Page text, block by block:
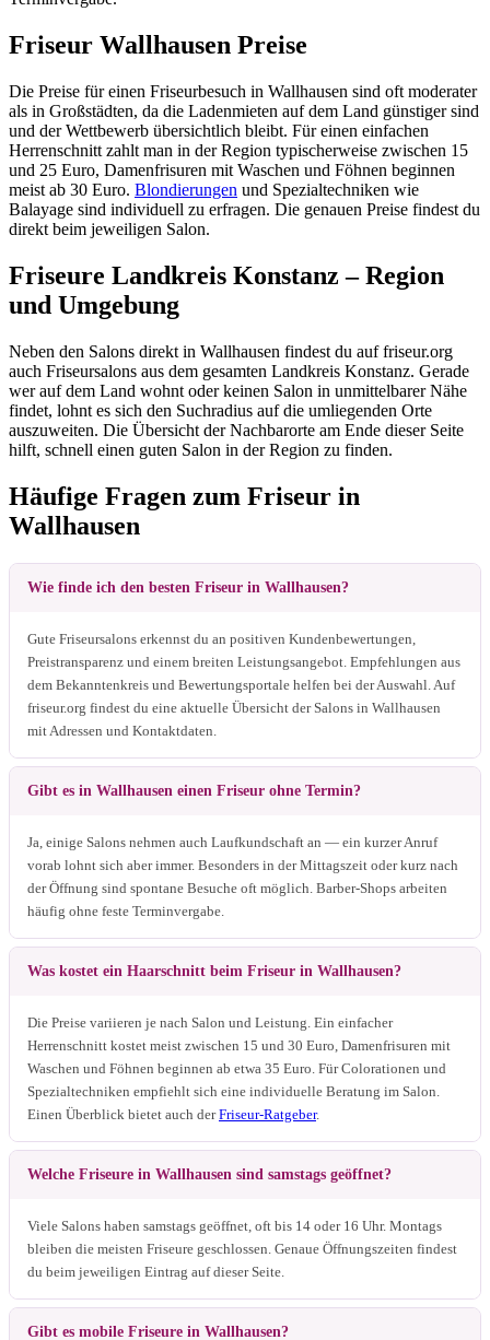
Friseur Wallhausen Preise
Die Preise für einen Friseurbesuch in Wallhausen sind oft moderater
als in Großstädten, da die Ladenmieten auf dem Land günstiger sind
und der Wettbewerb übersichtlich bleibt. Für einen einfachen
Herrenschnitt zahlt man in der Region typischerweise zwischen 15
und 25 Euro, Damenfrisuren mit Waschen und Föhnen beginnen
meist ab 30 Euro. Blondierungen und Spezialtechniken wie
Balayage sind individuell zu erfragen. Die genauen Preise findest du
direkt beim jeweiligen Salon.
Friseure Landkreis Konstanz – Region
und Umgebung
Neben den Salons direkt in Wallhausen findest du auf friseur.org
auch Friseursalons aus dem gesamten Landkreis Konstanz. Gerade
wer auf dem Land wohnt oder keinen Salon in unmittelbarer Nähe
findet, lohnt es sich den Suchradius auf die umliegenden Orte
auszuweiten. Die Übersicht der Nachbarorte am Ende dieser Seite
hilft, schnell einen guten Salon in der Region zu finden.
Häufige Fragen zum Friseur in
Wallhausen
Wie finde ich den besten Friseur in Wallhausen?
Gute Friseursalons erkennst du an positiven Kundenbewertungen,
Preistransparenz und einem breiten Leistungsangebot. Empfehlungen aus
dem Bekanntenkreis und Bewertungsportale helfen bei der Auswahl. Auf
friseur.org findest du eine aktuelle Übersicht der Salons in Wallhausen
mit Adressen und Kontaktdaten.
Gibt es in Wallhausen einen Friseur ohne Termin?
Ja, einige Salons nehmen auch Laufkundschaft an — ein kurzer Anruf
vorab lohnt sich aber immer. Besonders in der Mittagszeit oder kurz nach
der Öffnung sind spontane Besuche oft möglich. Barber-Shops arbeiten
häufig ohne feste Terminvergabe.
Was kostet ein Haarschnitt beim Friseur in Wallhausen?
Die Preise variieren je nach Salon und Leistung. Ein einfacher
Herrenschnitt kostet meist zwischen 15 und 30 Euro, Damenfrisuren mit
Waschen und Föhnen beginnen ab etwa 35 Euro. Für Colorationen und
Spezialtechniken empfiehlt sich eine individuelle Beratung im Salon.
Einen Überblick bietet auch derFriseur-Ratgeber.
Welche Friseure in Wallhausen sind samstags geöffnet?
Viele Salons haben samstags geöffnet, oft bis 14 oder 16 Uhr. Montags
bleiben die meisten Friseure geschlossen. Genaue Öffnungszeiten findest
du beim jeweiligen Eintrag auf dieser Seite.
Gibt es mobile Friseure in Wallhausen?